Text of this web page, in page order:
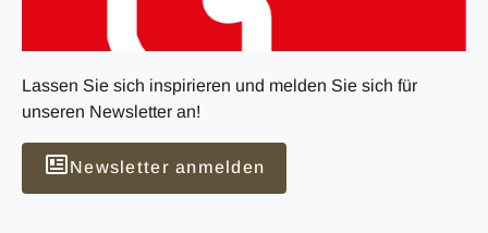
Lassen Sie sich inspirieren und melden Sie sich für
unseren Newsletter an!
Newsletter anmelden